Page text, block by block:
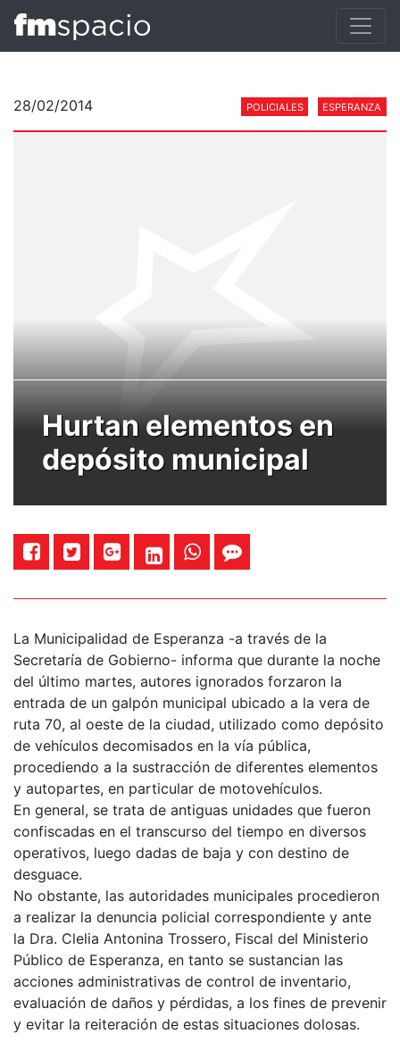
28/02/2014 POLICIALES ESPERANZA
Hurtan elementos en
depósito municipal
La Municipalidad de Esperanza -a través de la
Secretaría de Gobierno- informa que durante la noche
del último martes, autores ignorados forzaron la
entrada de un galpón municipal ubicado a la vera de
ruta 70, al oeste de la ciudad, utilizado como depósito
de vehículos decomisados en la vía pública,
procediendo a la sustracción de diferentes elementos
y autopartes, en particular de motovehículos.
En general, se trata de antiguas unidades que fueron
confiscadas en el transcurso del tiempo en diversos
operativos, luego dadas de baja y con destino de
desguace.
No obstante, las autoridades municipales procedieron
a realizar la denuncia policial correspondiente y ante
la Dra. Clelia Antonina Trossero, Fiscal del Ministerio
Público de Esperanza, en tanto se sustancian las
acciones administrativas de control de inventario,
evaluación de daños y pérdidas, a los fines de prevenir
y evitar la reiteración de estas situaciones dolosas.